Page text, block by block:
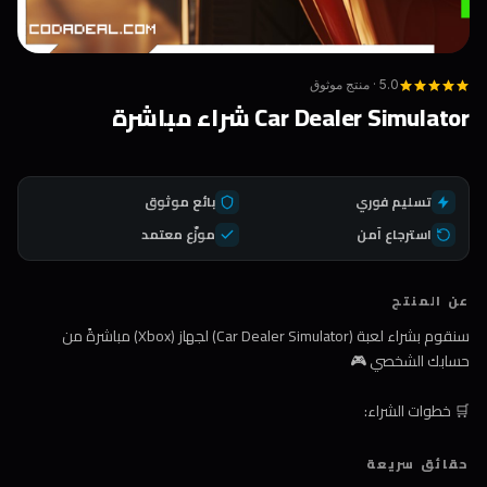
5.0 · منتج موثوق
Car Dealer Simulator شراء مباشرة
تسليم فوري
بائع موثوق
استرجاع آمن
موزّع معتمد
عن المنتج
سنقوم بشراء لعبة (Car Dealer Simulator) لجهاز (Xbox) مباشرةً من
حسابك الشخصي 🎮
🛒 خطوات الشراء:
1️⃣ اضغط على زر الشراء
حقائق سريعة